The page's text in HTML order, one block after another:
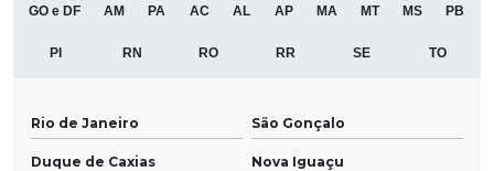
GO e DF AM PA AC AL AP MA MT MS PB
PI RN RO RR SE TO
Rio de Janeiro São Gonçalo
Duque de Caxias Nova Iguaçu